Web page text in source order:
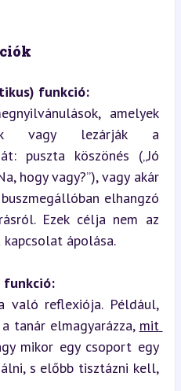
funkció:
amelyek
vagy lezárják a
puszta köszönés („Jó
hogy vagy?”), vagy akár
elhangzó
Ezek célja nem az
kapcsolat ápolása.
funkció:
való reflexiója. Például,
tanár elmagyarázza, mit
mikor egy csoport egy
s előbb tisztázni kell,